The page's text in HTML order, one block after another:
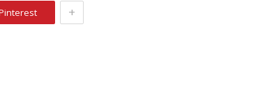
+